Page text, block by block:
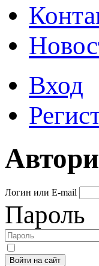
Вход
Логин или E-mail
Пароль
Войти на сайт